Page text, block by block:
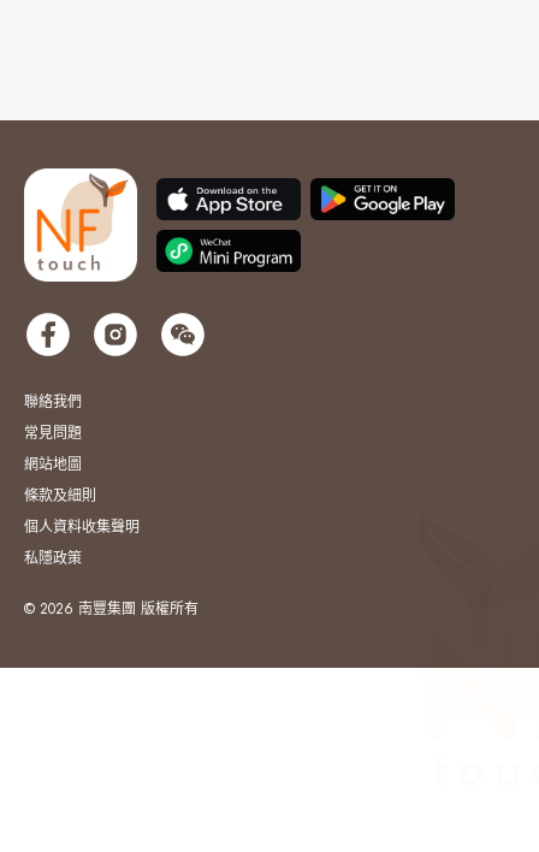
聯絡我們
常見問題
網站地圖
條款及細則
個人資料收集聲明
私隱政策
© 2026 南豐集團 版權所有